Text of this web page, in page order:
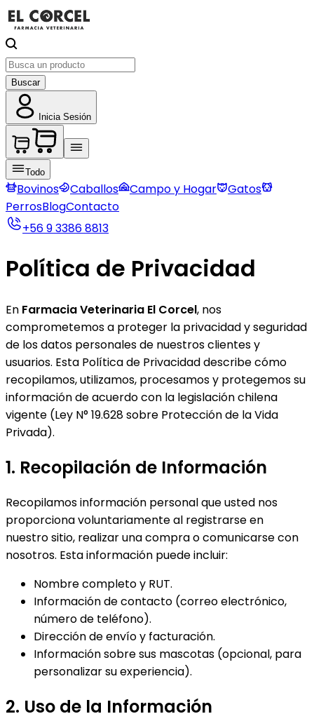
Buscar
Inicia Sesión
Todo
Bovinos Caballos Campo y Hogar
Gatos
PerrosBlogContacto
+56 9 3386 8813
Política de Privacidad
En Farmacia Veterinaria El Corcel, nos
comprometemos a proteger la privacidad y seguridad
de los datos personales de nuestros clientes y
usuarios. Esta Política de Privacidad describe cómo
recopilamos, utilizamos, procesamos y protegemos su
información de acuerdo con la legislación chilena
vigente (Ley N° 19.628 sobre Protección de la Vida
Privada).
1. Recopilación de Información
Recopilamos información personal que usted nos
proporciona voluntariamente al registrarse en
nuestro sitio, realizar una compra o comunicarse con
nosotros. Esta información puede incluir:
Nombre completo y RUT.
Información de contacto (correo electrónico,
número de teléfono).
Dirección de envío y facturación.
Información sobre sus mascotas (opcional, para
personalizar su experiencia).
2. Uso de la Información